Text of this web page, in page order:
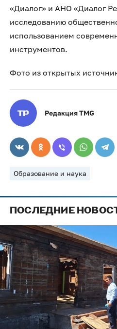
«Диалог» и АНО «Диалог
исследованию
использованием
инструментов.
Фото из открытых
Редакция TMG
Образование и наука
ПОСЛЕДНИЕ